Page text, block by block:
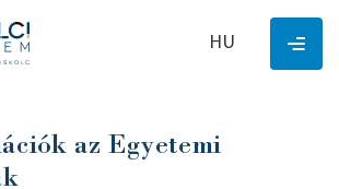
HU
az Egyetemi